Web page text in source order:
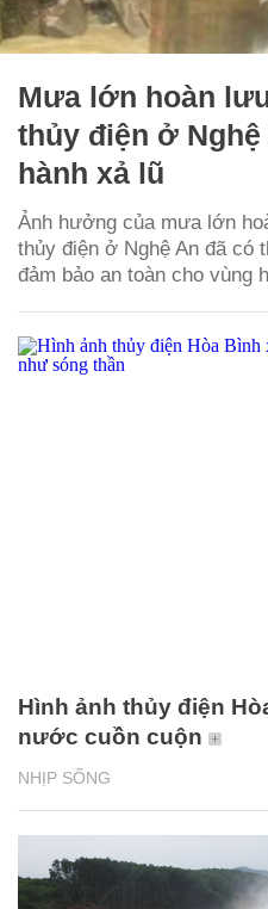
Mưa lớn hoàn
thủy điện ở
hành xả lũ
Ảnh hưởng của mưa lớn
thủy điện ở Nghệ An đã có
đảm bảo an toàn cho vùng
NHỊP SỐNG
Hình ảnh thủy điện
nước cuồn cuộn